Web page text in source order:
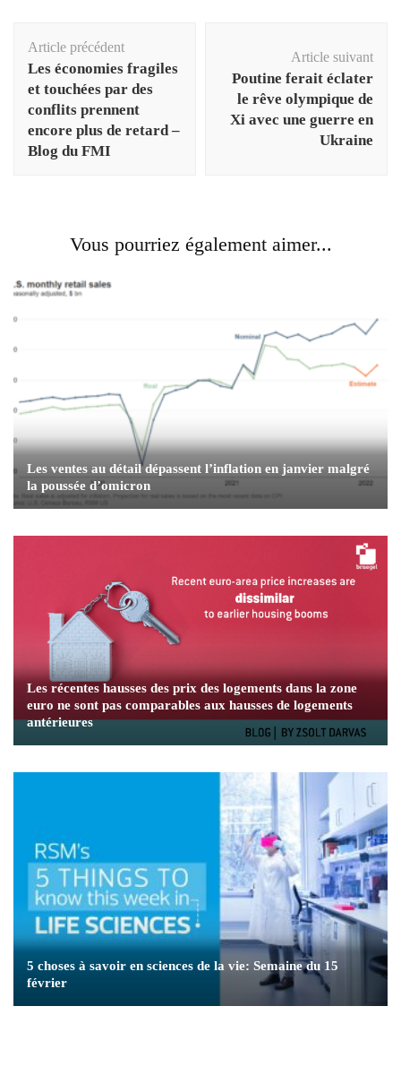
d'article
Article précédent
Les économies fragiles
et touchées par des
conflits prennent
encore plus de retard –
Blog du FMI
Article suivant
Poutine ferait éclater
le rêve olympique de
Xi avec une guerre en
Ukraine
Vous pourriez également aimer...
Les ventes au détail dépassent l’inflation en janvier malgré
la poussée d’omicron
Les récentes hausses des prix des logements dans la zone
euro ne sont pas comparables aux hausses de logements
antérieures
5 choses à savoir en sciences de la vie: Semaine du 15
février